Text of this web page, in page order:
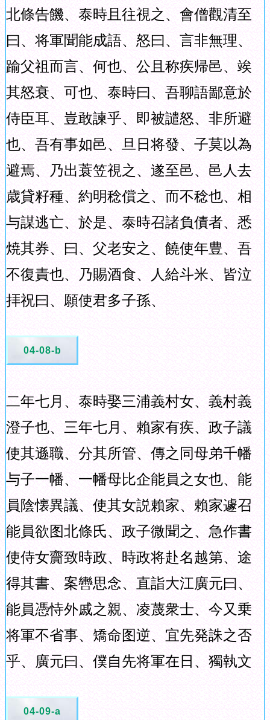
北條告饑、泰時且往視之、會僧觀清至
曰、将軍聞能成語、怒曰、言非無理、
踰父祖而言、何也、公且称疾帰邑、竢
其怒衰、可也、泰時曰、吾聊語鄙意於
侍臣耳、豈敢諫乎、即被譴怒、非所避
也、吾有事如邑、旦日将發、子莫以為
避焉、乃出蓑笠視之、遂至邑、邑人去
歳貸籽種、約明稔償之、而不稔也、相
与謀逃亡、於是、泰時召諸負債者、悉
焼其券、曰、父老安之、饒使年豊、吾
不復責也、乃賜酒食、人給斗米、皆泣
拝祝曰、願使君多子孫、
04-08-b
二年七月、泰時娶三浦義村女、義村義
澄子也、三年七月、賴家有疾、政子議
使其遜職、分其所管、傳之同母弟千幡
与子一幡、一幡母比企能員之女也、能
員陰懐異議、使其女説賴家、賴家遽召
能員欲图北條氏、政子微聞之、急作書
使侍女齎致時政、時政将赴名越第、途
得其書、案轡思念、直詣大江廣元曰、
能員憑恃外戚之親、凌蔑衆士、今又乗
将軍不省事、矯命图逆、宜先発誅之否
乎、廣元曰、僕自先将軍在日、獨執文
04-09-a